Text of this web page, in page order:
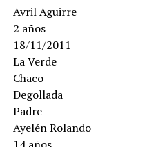
Avril Aguirre
2 años
18/11/2011
La Verde
Chaco
Degollada
Padre
Ayelén Rolando